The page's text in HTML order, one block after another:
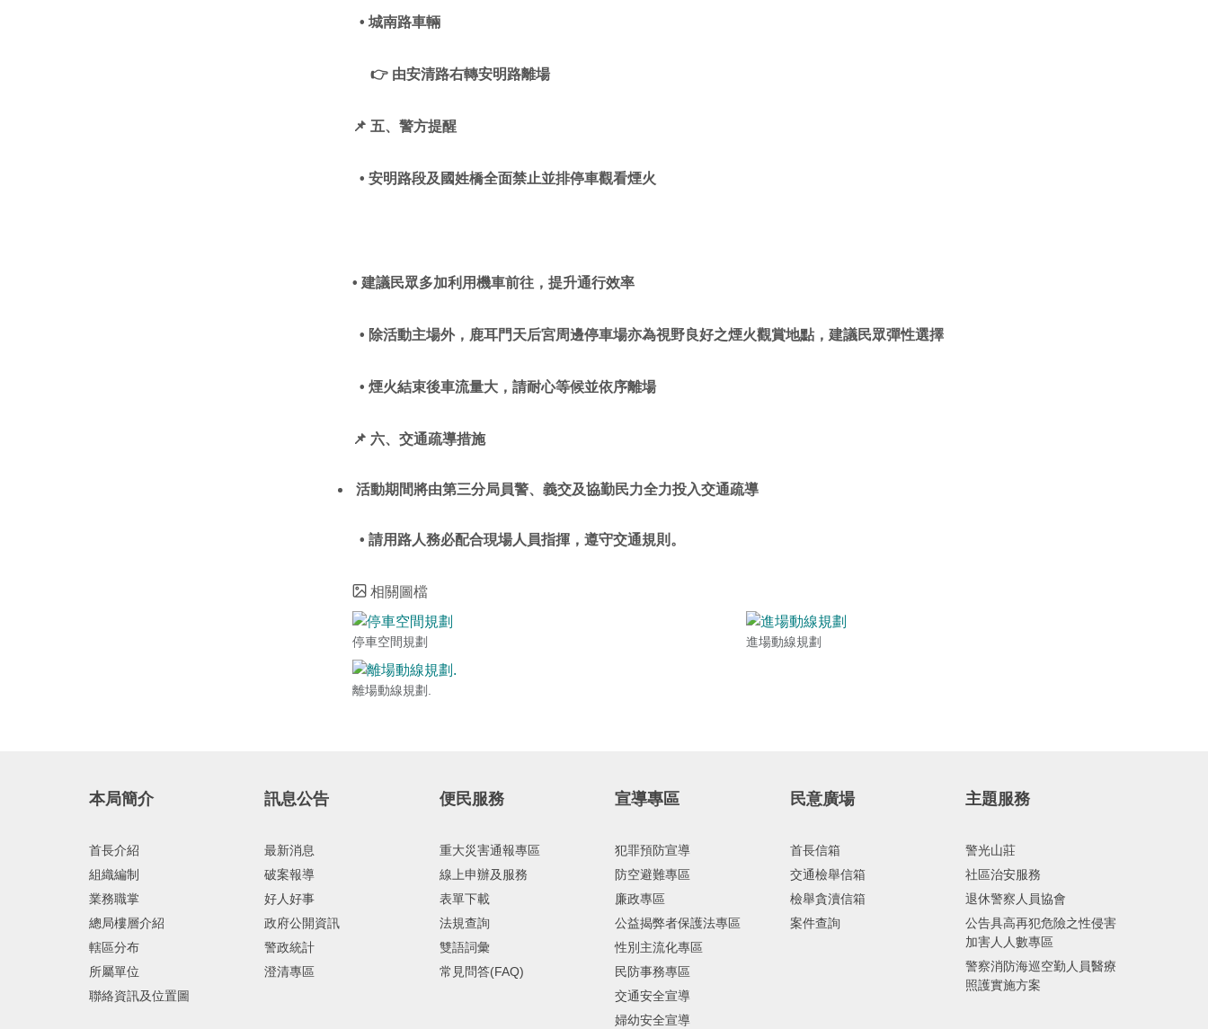
• 城南路車輛
👉 由安清路右轉安明路離場
📌 五、警方提醒
• 安明路段及國姓橋全面禁止並排停車觀看煙火
• 建議民眾多加利用機車前往，提升通行效率
• 除活動主場外，鹿耳門天后宮周邊停車場亦為視野良好之煙火觀賞地點，建議民眾彈性選擇
• 煙火結束後車流量大，請耐心等候並依序離場
📌 六、交通疏導措施
活動期間將由第三分局員警、義交及協勤民力全力投入交通疏導
• 請用路人務必配合現場人員指揮，遵守交通規則。
相關圖檔
停車空間規劃 進場動線規劃
離場動線規劃.
本局簡介
首長介紹
組織編制
業務職掌
總局樓層介紹
轄區分布
所屬單位
聯絡資訊及位置圖
訊息公告
最新消息
破案報導
好人好事
政府公開資訊
警政統計
澄清專區
便民服務
重大災害通報專區
線上申辦及服務
表單下載
法規查詢
雙語詞彙
常見問答(FAQ)
宣導專區
犯罪預防宣導
防空避難專區
廉政專區
公益揭弊者保護法專區
性別主流化專區
民防事務專區
交通安全宣導
婦幼安全宣導
民意廣場
首長信箱
交通檢舉信箱
檢舉貪瀆信箱
案件查詢
主題服務
警光山莊
社區治安服務
退休警察人員協會
公告具高再犯危險之性侵害
加害人人數專區
警察消防海巡空勤人員醫療
照護實施方案